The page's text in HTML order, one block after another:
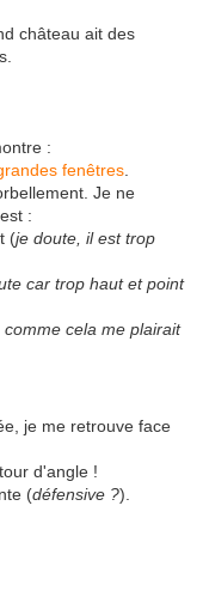
château ait des
:
fenêtres
Je ne
:
(je doute, il est trop
car trop haut et point
comme cela me plairait
je me retrouve face
d'angle !
(défensive ?).